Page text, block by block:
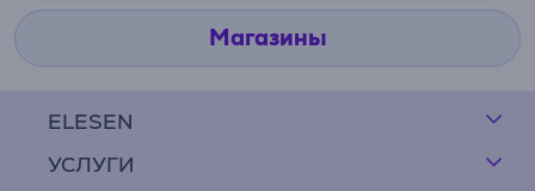
ELESEN
УСЛУГИ
Магазины